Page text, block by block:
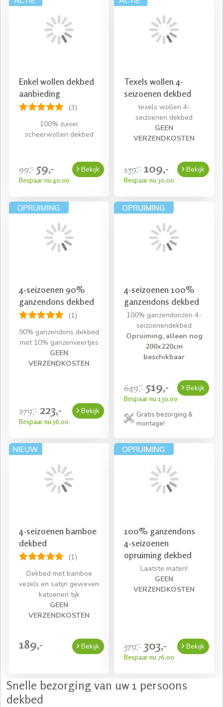
Enkel wollen dekbed
aanbieding
(3)
100% zuiver
scheerwollen dekbed
99,- 59,-
Bespaar nu 40,00
Bekijk
Texels wollen 4-
seizoenen dekbed
texels wollen 4-
seizoenen dekbed
GEEN
VERZENDKOSTEN
139,- 109,-
Bespaar nu 30,00
Bekijk
4-seizoenen 90%
ganzendons dekbed
(1)
90% ganzendons dekbed
met 10% ganzenveertjes
GEEN
VERZENDKOSTEN
279,- 223,-
Bespaar nu 56,00
Bekijk
4-seizoenen 100%
ganzendons dekbed
100% ganzendonzen 4-
seizoenendekbed
Opruiming, alleen nog
200x220cm
beschikbaar
649,- 519,-
Bespaar nu 130,00
Bekijk
Gratis bezorging &
montage!
4-seizoenen bamboe
dekbed
(1)
Dekbed met bamboe
vezels en satijn geweven
katoenen tijk
GEEN
VERZENDKOSTEN
189,- Bekijk
100% ganzendons
4-seizoenen
opruiming dekbed
Laatste maten!
GEEN
VERZENDKOSTEN
379,- 303,-
Bespaar nu 76,00
Bekijk
Snelle bezorging van uw 1 persoons
dekbed